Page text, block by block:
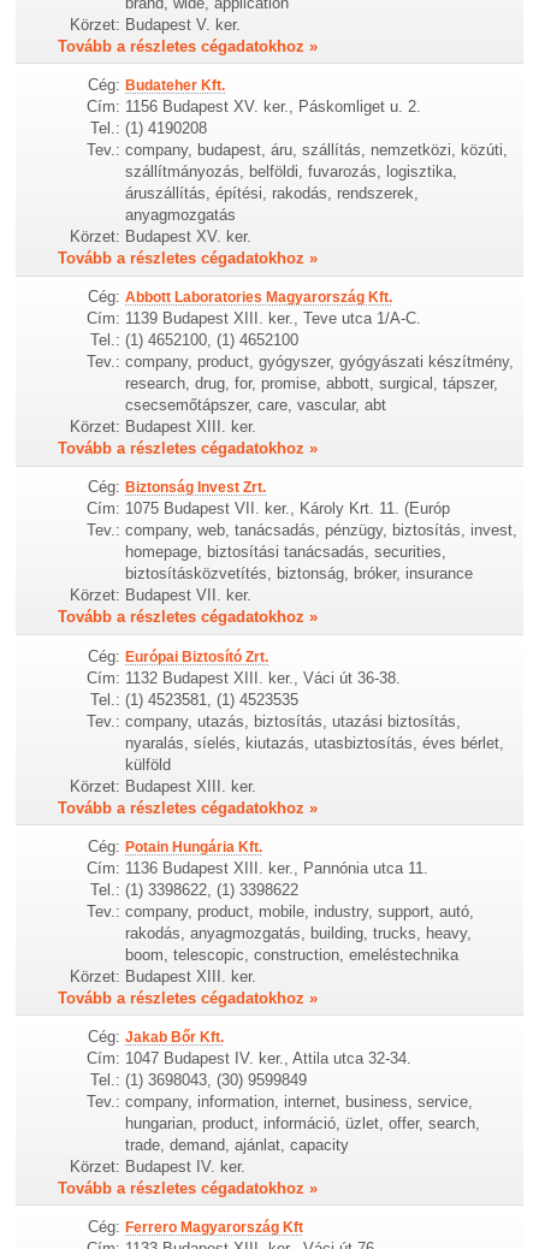
Körzet: Budapest V. ker.
Tovább a részletes cégadatokhoz »
Cég: Budateher Kft.
Cím: 1156 Budapest XV. ker., Páskomliget u. 2.
Tel.: (1) 4190208
Tev.: company, budapest, áru, szállítás, nemzetközi, közúti,
szállítmányozás, belföldi, fuvarozás, logisztika,
áruszállítás, építési, rakodás, rendszerek,
anyagmozgatás
Körzet: Budapest XV. ker.
Tovább a részletes cégadatokhoz »
Cég: Abbott Laboratories Magyarország Kft.
Cím: 1139 Budapest XIII. ker., Teve utca 1/A-C.
Tel.: (1) 4652100, (1) 4652100
Tev.: company, product, gyógyszer, gyógyászati készítmény,
research, drug, for, promise, abbott, surgical, tápszer,
csecsemőtápszer, care, vascular, abt
Körzet: Budapest XIII. ker.
Tovább a részletes cégadatokhoz »
Cég: Biztonság Invest Zrt.
Cím: 1075 Budapest VII. ker., Károly Krt. 11. (Európ
Tev.: company, web, tanácsadás, pénzügy, biztosítás, invest,
homepage, biztosítási tanácsadás, securities,
biztosításközvetítés, biztonság, bróker, insurance
Körzet: Budapest VII. ker.
Tovább a részletes cégadatokhoz »
Cég: Európai Biztosító Zrt.
Cím: 1132 Budapest XIII. ker., Váci út 36-38.
Tel.: (1) 4523581, (1) 4523535
Tev.: company, utazás, biztosítás, utazási biztosítás,
nyaralás, síelés, kiutazás, utasbiztosítás, éves bérlet,
külföld
Körzet: Budapest XIII. ker.
Tovább a részletes cégadatokhoz »
Cég: Potain Hungária Kft.
Cím: 1136 Budapest XIII. ker., Pannónia utca 11.
Tel.: (1) 3398622, (1) 3398622
Tev.: company, product, mobile, industry, support, autó,
rakodás, anyagmozgatás, building, trucks, heavy,
boom, telescopic, construction, emeléstechnika
Körzet: Budapest XIII. ker.
Tovább a részletes cégadatokhoz »
Cég: Jakab Bőr Kft.
Cím: 1047 Budapest IV. ker., Attila utca 32-34.
Tel.: (1) 3698043, (30) 9599849
Tev.: company, information, internet, business, service,
hungarian, product, információ, üzlet, offer, search,
trade, demand, ajánlat, capacity
Körzet: Budapest IV. ker.
Tovább a részletes cégadatokhoz »
Cég: Ferrero Magyarország Kft